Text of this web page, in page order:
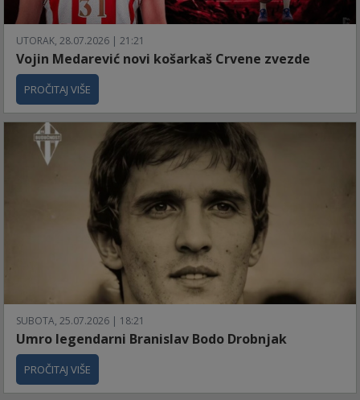
UTORAK, 28.07.2026 | 21:21
Vojin Medarević novi košarkaš Crvene zvezde
PROČITAJ VIŠE
SUBOTA, 25.07.2026 | 18:21
Umro legendarni Branislav Bodo Drobnjak
PROČITAJ VIŠE